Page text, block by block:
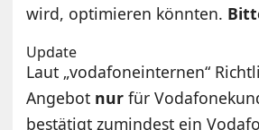
wird, optimieren könnten.
Update
Laut „vodafoneinternen“
Angebot nur für
bestätigt zumindest ein